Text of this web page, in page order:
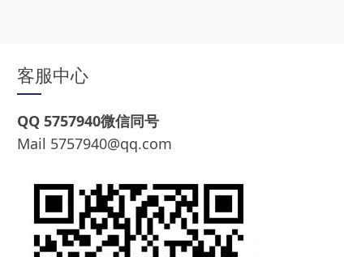
客服中心
QQ 5757940微信同号
Mail 5757940@qq.com